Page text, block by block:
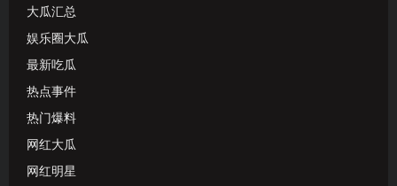
大瓜汇总
娱乐圈大瓜
最新吃瓜
热点事件
热门爆料
网红大瓜
网红明星